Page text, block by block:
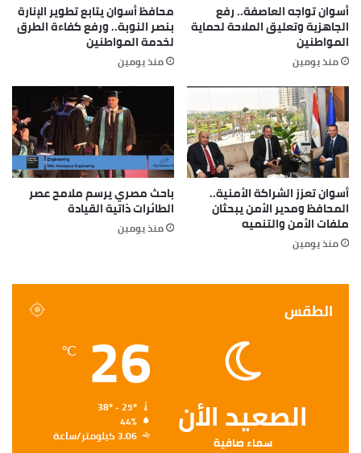
أسوان تواجه العاصفة.. رفع
الجاهزية وتعليق الملاحة لحماية
المواطنين
منذ يومين
محافظ أسوان يتابع تطوير الإنارة
بنصر النوبة.. ورفع كفاءة الطرق
لخدمة المواطنين
منذ يومين
أسوان تعزز الشراكة الأمنية..
المحافظ ومدير الأمن يبحثان
ملفات الأمن والتنميه
منذ يومين
باحث مصري يرسم ملامح عصر
الطائرات ذاتية القيادة
منذ يومين
الطقس
الصعيد الأن
سماء صافية
26
℃
44%
3.06 كيلومتر/ساعة